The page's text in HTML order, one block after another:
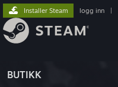
BUTIKK
Installer Steam logg inn